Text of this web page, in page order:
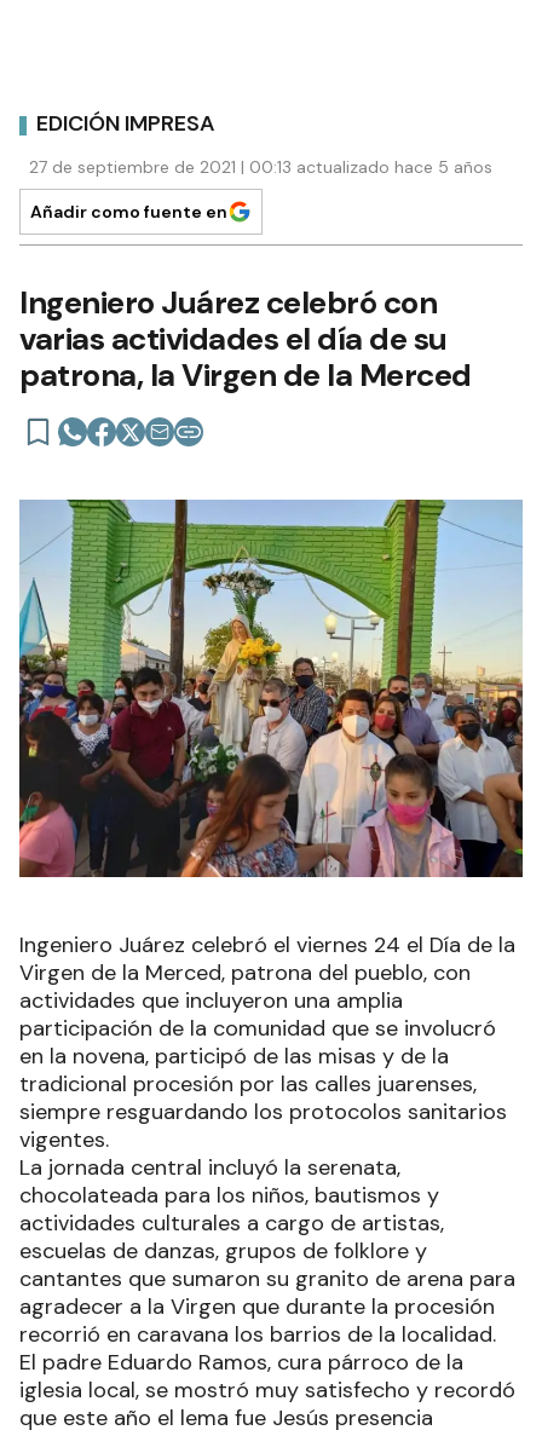
EDICIÓN IMPRESA
27 de septiembre de 2021 | 00:13 actualizado hace 5 años
Añadir como fuente en
Ingeniero Juárez celebró con
varias actividades el día de su
patrona, la Virgen de la Merced
Ingeniero Juárez celebró el viernes 24 el Día de la
Virgen de la Merced, patrona del pueblo, con
actividades que incluyeron una amplia
participación de la comunidad que se involucró
en la novena, participó de las misas y de la
tradicional procesión por las calles juarenses,
siempre resguardando los protocolos sanitarios
vigentes.
La jornada central incluyó la serenata,
chocolateada para los niños, bautismos y
actividades culturales a cargo de artistas,
escuelas de danzas, grupos de folklore y
cantantes que sumaron su granito de arena para
agradecer a la Virgen que durante la procesión
recorrió en caravana los barrios de la localidad.
El padre Eduardo Ramos, cura párroco de la
iglesia local, se mostró muy satisfecho y recordó
que este año el lema fue Jesús presencia